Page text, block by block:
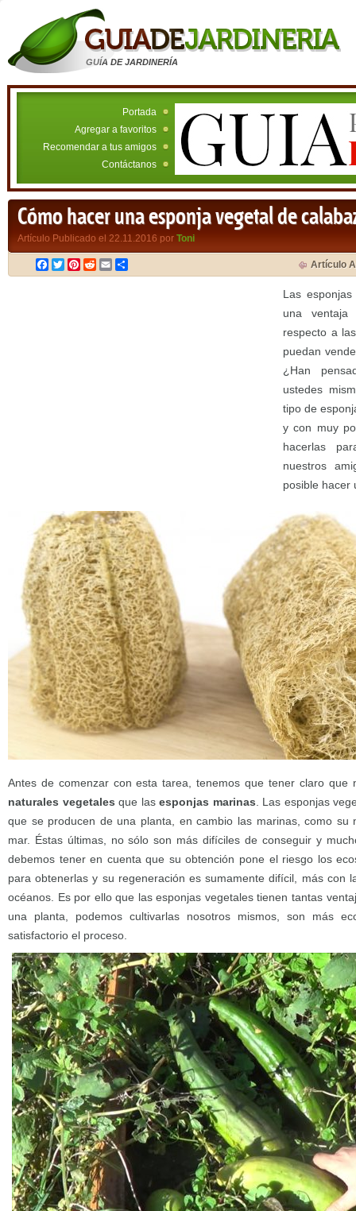
GUÍA DE JARDINERÍA
Portada
Agregar a favoritos
Recomendar a tus amigos
Contáctanos
Cómo hacer una esponja vegetal de
Artículo Publicado el 22.11.2016 por Toni
Facebook
TwitterPinterest
RedditEmail Artículo
Las
una ventaja
respecto a
puedan
¿Han
ustedes
tipo de
y con muy
hacerlas
nuestros
posible hacer
Antes de comenzar con esta tarea, tenemos que tener claro
naturales vegetales que lasesponjas marinas . Las esponjas
que se producen de una planta, en cambio las marinas, como su
mar. Éstas últimas, no sólo son más difíciles de conseguir y
debemos tener en cuenta que su obtención pone el riesgo los
para obtenerlas y su regeneración es sumamente difícil, más con
océanos. Es por ello que las esponjas vegetales tienen tantas
una planta, podemos cultivarlas nosotros mismos, son más
satisfactorio el proceso.